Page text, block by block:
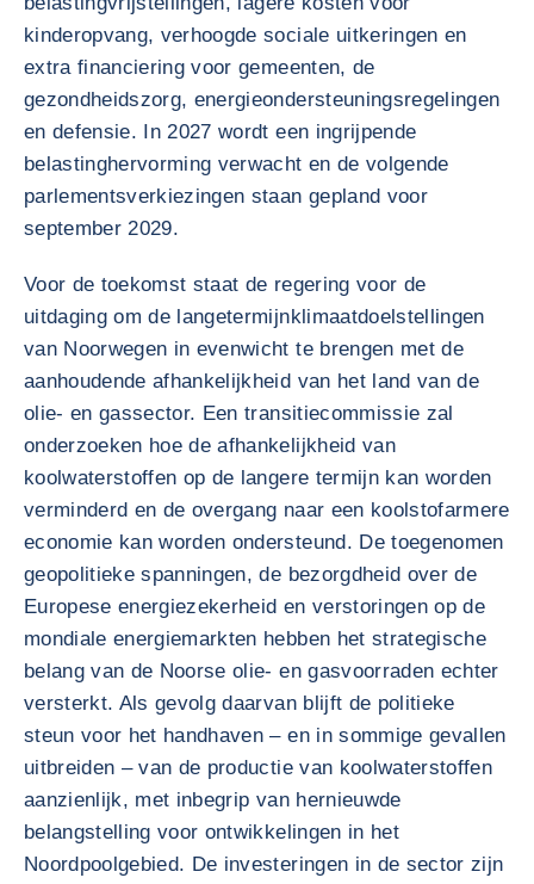
kinderopvang, verhoogde sociale uitkeringen en
extra financiering voor gemeenten, de
gezondheidszorg, energieondersteuningsregelingen
en defensie. In 2027 wordt een ingrijpende
belastinghervorming verwacht en de volgende
parlementsverkiezingen staan gepland voor
september 2029.
Voor de toekomst staat de regering voor de
uitdaging om de langetermijnklimaatdoelstellingen
van Noorwegen in evenwicht te brengen met de
aanhoudende afhankelijkheid van het land van de
olie- en gassector. Een transitiecommissie zal
onderzoeken hoe de afhankelijkheid van
koolwaterstoffen op de langere termijn kan worden
verminderd en de overgang naar een koolstofarmere
economie kan worden ondersteund. De toegenomen
geopolitieke spanningen, de bezorgdheid over de
Europese energiezekerheid en verstoringen op de
mondiale energiemarkten hebben het strategische
belang van de Noorse olie- en gasvoorraden echter
versterkt. Als gevolg daarvan blijft de politieke
steun voor het handhaven – en in sommige gevallen
uitbreiden – van de productie van koolwaterstoffen
aanzienlijk, met inbegrip van hernieuwde
belangstelling voor ontwikkelingen in het
Noordpoolgebied. De investeringen in de sector zijn